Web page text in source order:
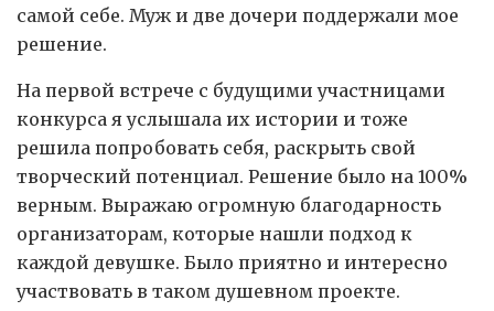
самой себе. Муж и две дочери поддержали мое
решение.
На первой встрече с будущими участницами
конкурса я услышала их истории и тоже
решила попробовать себя, раскрыть свой
творческий потенциал. Решение было на 100%
верным. Выражаю огромную благодарность
организаторам, которые нашли подход к
каждой девушке. Было приятно и интересно
участвовать в таком душевном проекте.